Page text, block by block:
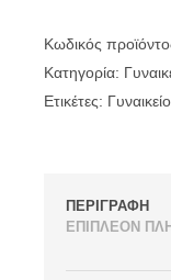
Κωδικός
Κατηγορία:
Ετικέτες:
ΠΕΡΙΓΡΑΦΗ
ΕΠΙΠΛΕΟΝ